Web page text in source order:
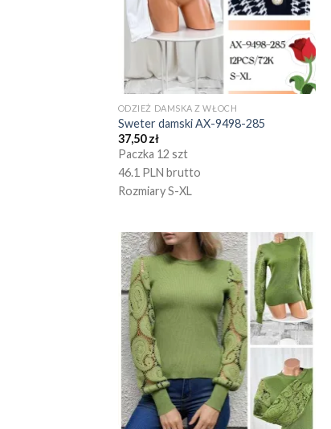
ODZIEŻ DAMSKA Z WŁOCH
Sweter damski AX-9498-285
37,50zł
Paczka 12 szt
46.1 PLN brutto
Rozmiary S-XL